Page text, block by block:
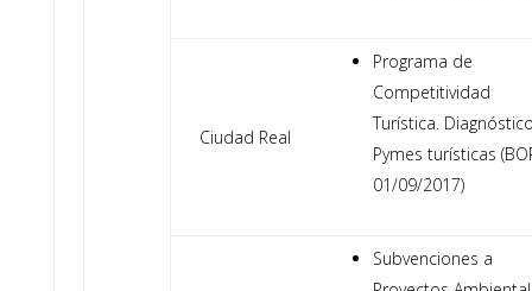
Ciudad Real
Programa de
Competitividad
Turística.
Pymes turísticas
01/09/2017)
Subvenciones a